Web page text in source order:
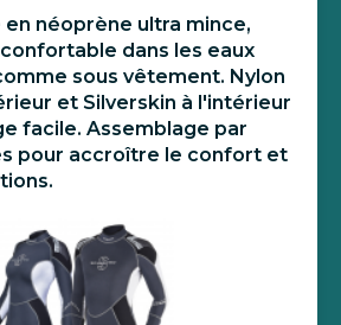
néoprène ultra mince,
dans les eaux
sous vêtement. Nylon
et Silverskin à l'intérieur
facile. Assemblage par
pour accroître le confort et